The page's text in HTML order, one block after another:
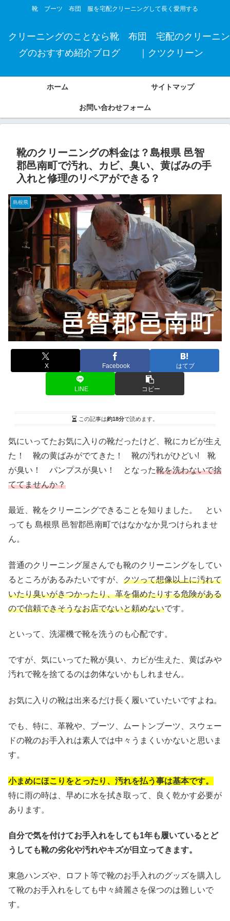
靴 ブーツ 布団 服を宅配クリーニングして長く愛用する
クリーニングのことなら靴 布団 宅配のクリーニン
グのおすすめ紹介ブログ ｜クツクリーン
ホーム サイトマップ
お問い合わせフォーム
靴のクリーニングの料金は？島根県 邑智
郡邑南町で汚れ、カビ、臭い、黄ばみの手
入れと修理のリペアができる？
島根県
X Facebook はてブ
LINE コピー
この記事は約18分で読めます。
気にいってたお気に入りの靴だったけど、靴にカビが生え
た！ 靴の黄ばみがでてきた！ 靴の汚れがひどい! 靴
が臭い！ パンプスが臭い！ となった靴を洗わないで捨
ててませんか？
最近、靴をクリーニングできることを知りました。 とい
っても 島根県 邑智郡邑南町ではなかなか見つけられませ
ん。
普通のクリーニング屋さんでも靴のクリーニングをしてい
るところがあるみたいですが、 クツって想像以上に汚れて
いたり臭いがきつかったり、革を傷めたりする危険がある
ので信頼できそうなお店でないと頼めないです。
といって、洗濯機で靴を洗うのも心配です。
ですが、気にいってた靴が臭い、カビが生えた、黄ばみや
汚れで靴を捨てるのは勿体ないかもしれません。
お気に入りの靴は出来るだけ長く履いていたいですよね。
でも、特に、革靴や、ブーツ、ムートンブーツ、スウェー
ドの靴のお手入れは素人では中々うまくいかないと思いま
す。
小まめにほこりをとったり、汚れを払う事は基本です。
特に雨の時は、早めに水を拭き取って、良く乾かす必要が
あります。
自分で気を付けてお手入れをしても1年も履いているとど
うしても靴の劣化や汚れやキズが目立ってきます。
東急ハンズや、ロフト等で靴のお手入れのグッズを購入し
て靴のお手入れをしても中々綺麗さを保つのは難しいで
す。